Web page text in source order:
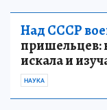
Над СССР
пришельцев:
искала и
НАУКА